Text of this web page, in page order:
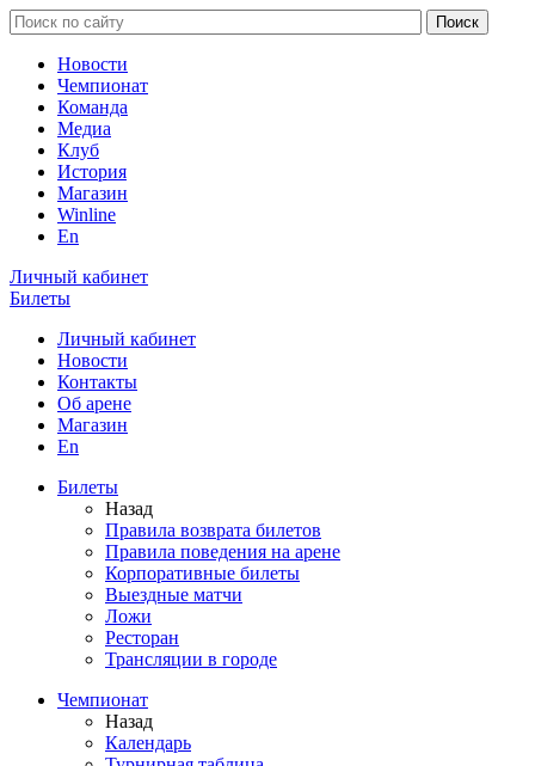
Новости
Чемпионат
Команда
Медиа
Клуб
История
Магазин
Winline
En
Личный кабинет
Билеты
Личный кабинет
Новости
Контакты
Об арене
Магазин
En
Билеты
Назад
Правила возврата билетов
Правила поведения на арене
Корпоративные билеты
Выездные матчи
Ложи
Ресторан
Трансляции в городе
Чемпионат
Назад
Календарь